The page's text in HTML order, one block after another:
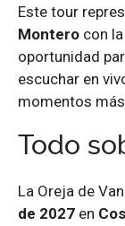
Este tour
Montero con
oportunidad
escuchar en
momentos
Todo
La Oreja de
de 2027 en